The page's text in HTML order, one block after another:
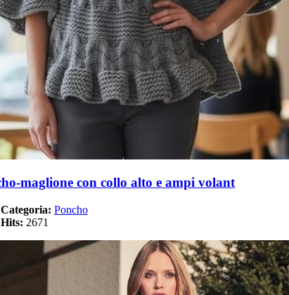
maglione con collo alto e ampi volant
Categoria: Poncho
Hits: 2671